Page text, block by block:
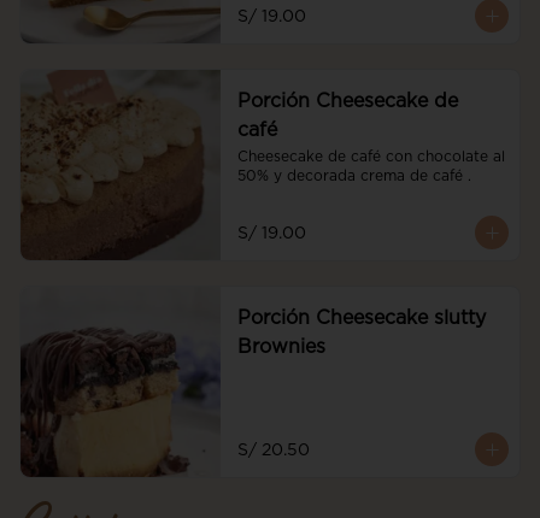
S/ 19.00
Porción Cheesecake de
café
Cheesecake de café con chocolate al
50% y decorada crema de café .
S/ 19.00
Porción Cheesecake slutty
Brownies
S/ 20.50